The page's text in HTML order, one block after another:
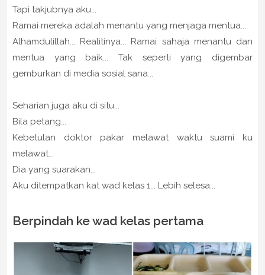
Tapi takjubnya aku...
Ramai mereka adalah menantu yang menjaga mentua...
Alhamdulillah... Realitinya... Ramai sahaja menantu dan
mentua yang baik... Tak seperti yang digembar
gemburkan di media sosial sana...
Seharian juga aku di situ...
Bila petang...
Kebetulan doktor pakar melawat waktu suami ku
melawat...
Dia yang suarakan...
Aku ditempatkan kat wad kelas 1... Lebih selesa...
Berpindah ke wad kelas pertama